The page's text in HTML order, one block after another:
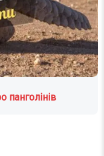
панголінів